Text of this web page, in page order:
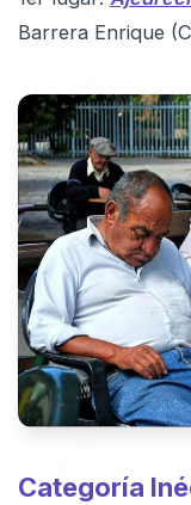
Barrera Enrique
Categoría